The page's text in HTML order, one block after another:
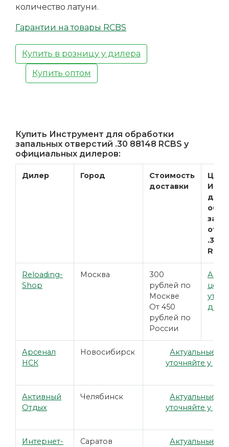
количество латуни.
Гарантии на товары RCBS
Купить в розницу у дилера
Купить оптом
Купить Инструмент для обработки
запальных отверстий .30 88148 RCBS у
официальных дилеров:
Дилер Город
Стоимость
доставки
для
.30
RCBS
Reloading-
Shop
Москва
300
рублей по
Москве
От 450
рублей по
России
цены
Арсенал
НСК
Новосибирск
Актуальные
уточняйте у
Активный
Отдых
Челябинск
Актуальные
уточняйте у
Интернет-
Саратов
Актуальные